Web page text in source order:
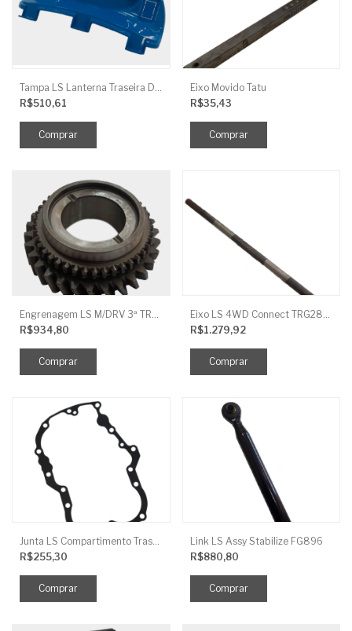
R$510,61
Eixo Movido Tatu
R$35,43
R$934,80
R$1.279,92
R$255,30
Link LS Assy Stabilize FG896
R$880,80